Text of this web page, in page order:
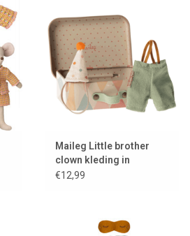
Maileg Little brother
clown kleding in
koffertje
€12,99